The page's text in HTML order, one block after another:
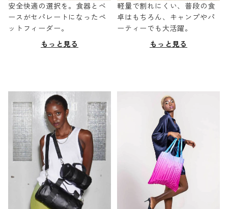
安全快適の選択を。食器とベ
ースがセパレートになったペ
ットフィーダー。
もっと見る
軽量で割れにくい、普段の食
卓はもちろん、キャンプやパ
ーティーでも大活躍。
もっと見る